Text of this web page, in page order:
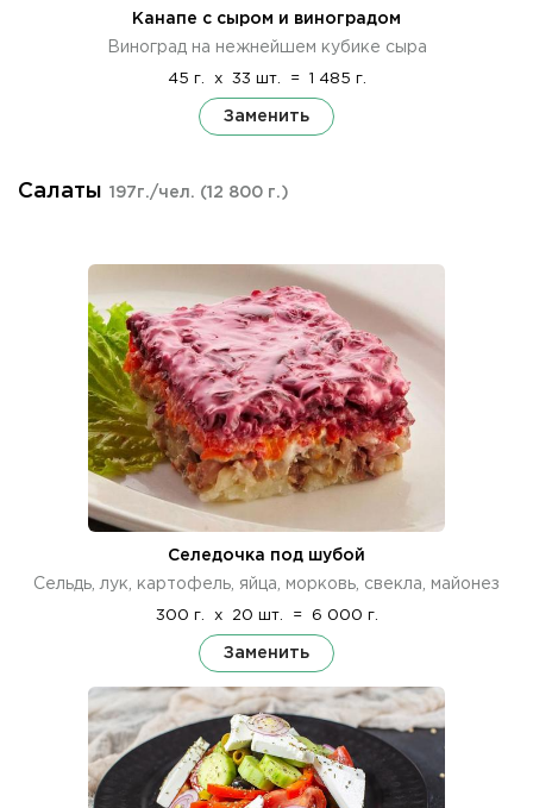
Канапе с сыром и виноградом
Виноград на нежнейшем кубике сыра
45 г. x 33 шт. = 1 485 г.
Заменить
Салаты 197г./чел. (12 800 г.)
Селедочка под шубой
Сельдь, лук, картофель, яйца, морковь, свекла, майонез
300 г. x 20 шт. = 6 000 г.
Заменить